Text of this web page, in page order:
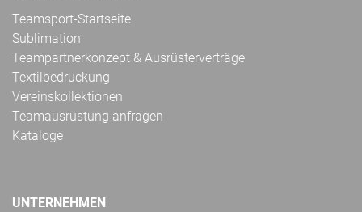
Teamsport-Startseite
Sublimation
Teampartnerkonzept & Ausrüsterverträge
Textilbedruckung
Vereinskollektionen
Teamausrüstung anfragen
Kataloge
UNTERNEHMEN